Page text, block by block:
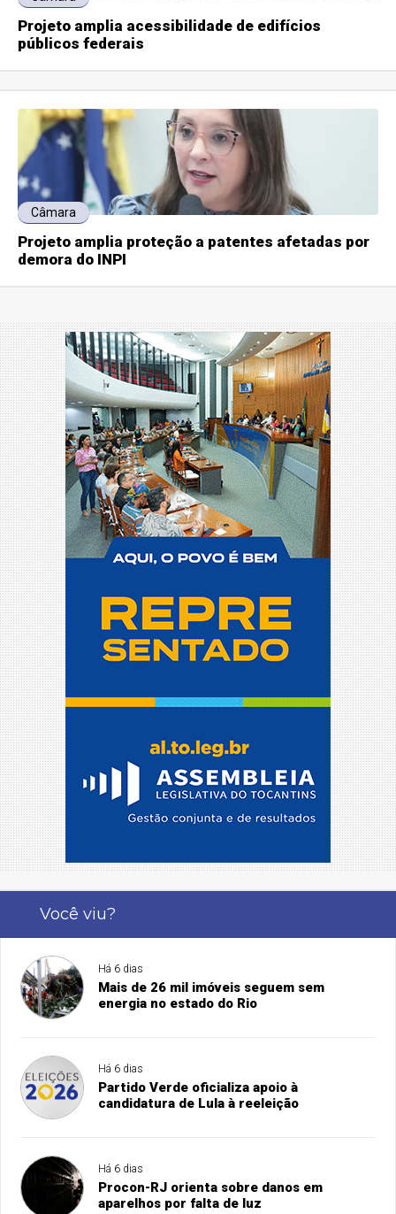
Projeto amplia acessibilidade de edifícios
públicos federais
Câmara
Projeto amplia proteção a patentes afetadas por
demora do INPI
Você viu?
Há 6 dias
Mais de 26 mil imóveis seguem sem
energia no estado do Rio
Há 6 dias
Partido Verde oficializa apoio à
candidatura de Lula à reeleição
Há 6 dias
Procon-RJ orienta sobre danos em
aparelhos por falta de luz